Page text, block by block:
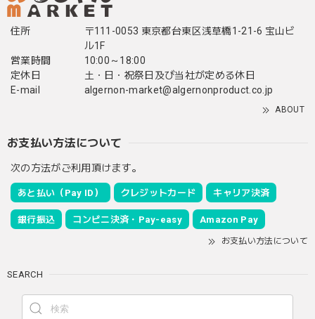
住所
〒111-0053 東京都台東区浅草橋1-21-6 宝山ビ
ル1F
営業時間
10:00～18:00
定休日
土・日・祝祭日及び当社が定める休日
E-mail
algernon-market@algernonproduct.co.jp
ABOUT
お支払い方法について
次の方法がご利用頂けます。
あと払い（Pay ID） クレジットカード キャリア決済
銀行振込 コンビニ決済・Pay-easy Amazon Pay
お支払い方法について
SEARCH